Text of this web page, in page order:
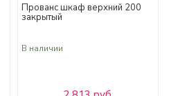
Прованс шкаф верхний 200
закрытый
В наличии